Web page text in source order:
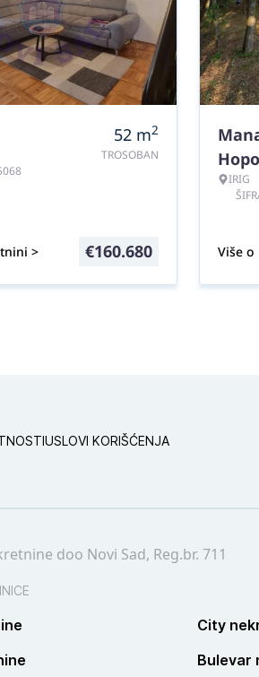
52 m2
TROSOBAN
> €160.680
IRIG
Više
USLOVI KORIŠĆENJA
doo Novi Sad, Reg.br. 711
City
Bulevar